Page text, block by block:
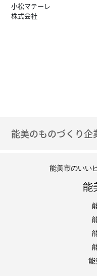
小松マテーレ
株式会社
能美のものづくり企
能美市のいい
能
能